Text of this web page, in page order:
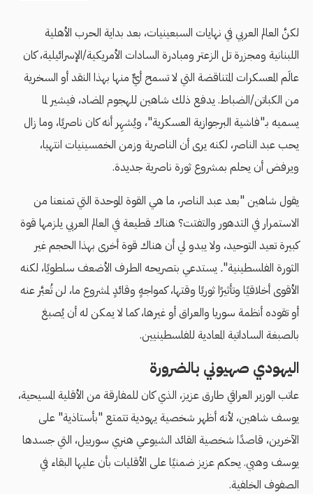
لكنَّ العالم العربي في نهايات السبعينيات، بعد بداية الحرب الأهلية
اللبنانية ومجزرة تل الزعتر ومبادرة السادات الأمريكية/الإسرائيلية، كان
عالَم المعسكرات المتناقضة التي لا تسمح أيٌّ منها بهذا النقد أو السخرية
من الكباتن/الضباط. يدفع ذلك شاهين للهجوم المضاد، فيشير لما
يسميه بـ"فاشية البرجوازية العسكرية"، ويُشهِر أنه كان ناصريًا، وما زال
يحب عبد الناصر، لكنه يرى أن الناصرية وزمن الخمسينيات انتهيا،
ويرفض أن يحلم بمشروع ثورة ناصرية جديدة.
يقول شاهين "بعد عبد الناصر، ما هي القوة الموحدة التي تمنعنا من
الاستمرار في التدهور والتفتت؟ هناك قطيعة في العالم العربي يلزمها قوة
كبيرة تعيد التوحيد، ولا يبدو لي أن هناك قوة أخرى بهذا الحجم غير
الثورة الفلسطينية". يستدعي بتصريحه الطرف الأضعف سلطويًا، لكنه
الأقوى أخلاقيًا وتأثيرًا ثوريًا وقتها، كمواجهٍ وقائدٍ لمشروع ما، لن تُعبَّر عنه
أو تقوده أنظمة سوريا والعراق أو غيرها، كما لا يمكن له أن يُصبغ
بالصبغة الساداتية المعادية للفلسطينيين.
اليهودي صهيوني بالضرورة
عاتب الوزير العراقي طارق عزيز، الذي كان للمفارقة من الأقلية المسيحية،
يوسف شاهين، لأنه أظهر شخصية يهودية تتمتع "بأستاذية" على
الآخرين، قاصدًا شخصية القائد الشيوعي هنري سورييل، التي جسدها
يوسف وهبي. يحكم عزيز ضمنيًا على الأقليات بأن عليها البقاء في
الصفوف الخلفية.